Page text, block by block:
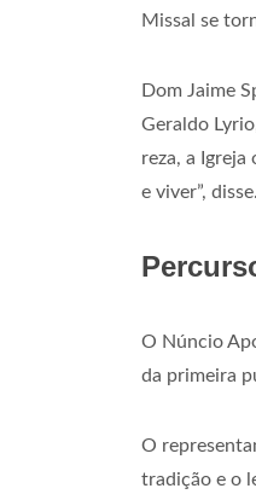
Missal se
Dom Jaime
Geraldo
reza, a
e viver”, disse.
O Núncio
da primeira
O
tradição e o